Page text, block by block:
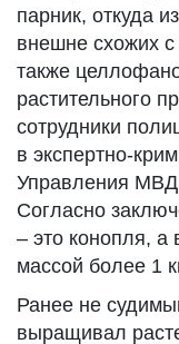
парник, откуда
внешне схожих
также
растительного
сотрудники
в экспертно-
Управления МВД
Согласно
– это конопля, а
массой более 1
Ранее не
выращивал